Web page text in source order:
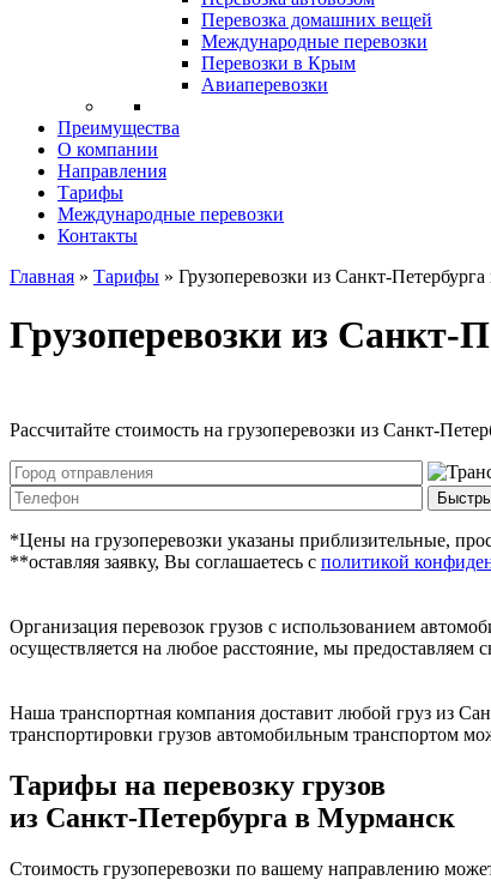
Перевозка домашних вещей
Международные перевозки
Перевозки в Крым
Авиаперевозки
Преимущества
О компании
Направления
Тарифы
Международные перевозки
Контакты
Главная » Тарифы » Грузоперевозки из Санкт-
Грузоперевозки из Санкт-
Рассчитайте стоимость на грузоперевозки из Санкт-
*Цены на грузоперевозки указаны приблизительные,
**оставляя заявку, Вы соглашаетесь с политикой
Организация перевозок грузов с использованием
осуществляется на любое расстояние, мы предоставляем
Наша транспортная компания доставит любой груз из
транспортировки грузов автомобильным транспортом
Тарифы на перевозку грузов
из Санкт-Петербурга в Мурманск
Стоимость грузоперевозки по вашему направлению